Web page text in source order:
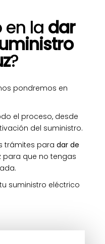
en la dar
?
pondremos en
el proceso, desde
del suministro.
trámites para dar de
para que no tengas
suministro eléctrico